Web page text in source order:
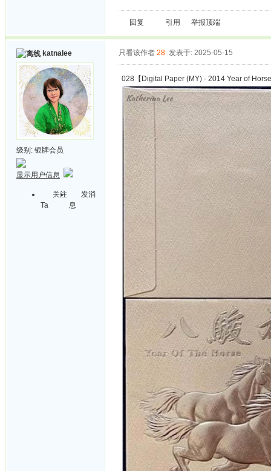
回复 引用 举报顶端
katnalee
级别: 银牌会员
显示用户信息
关注
Ta
发消
息
只看该作者 28 发表于: 2025-05-15
028【Digital Paper (MY) - 2014 Year of